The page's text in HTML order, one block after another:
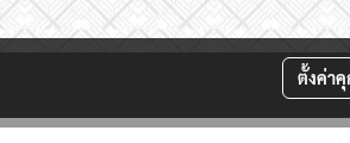
ตั้งค่าคุ